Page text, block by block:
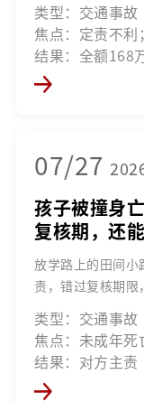
类型：交通事故
焦点：定责不利
结果：全额168
07/27
孩子被撞身
复核期，还
放学路上的田间小
责，错过复核期限
类型：交通事故
焦点：未成年
结果：对方主责